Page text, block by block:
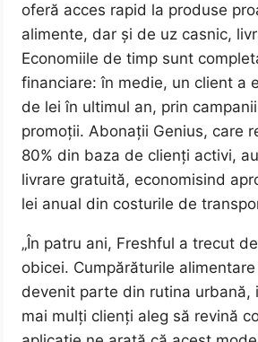
oferă acces rapid la produse
alimente, dar și de uz casnic,
Economiile de timp sunt
financiare: în medie, un client a
de lei în ultimul an, prin
promoții. Abonații Genius, care
80% din baza de clienți activi,
livrare gratuită, economisind
lei anual din costurile de
„În patru ani, Freshful a trecut
obicei. Cumpărăturile
devenit parte din rutina urbană,
mai mulți clienți aleg să revină